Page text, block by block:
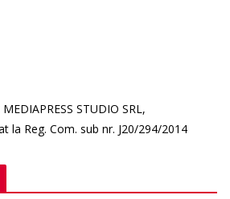
STUDIO SRL,
la Reg. Com. sub nr. J20/294/2014